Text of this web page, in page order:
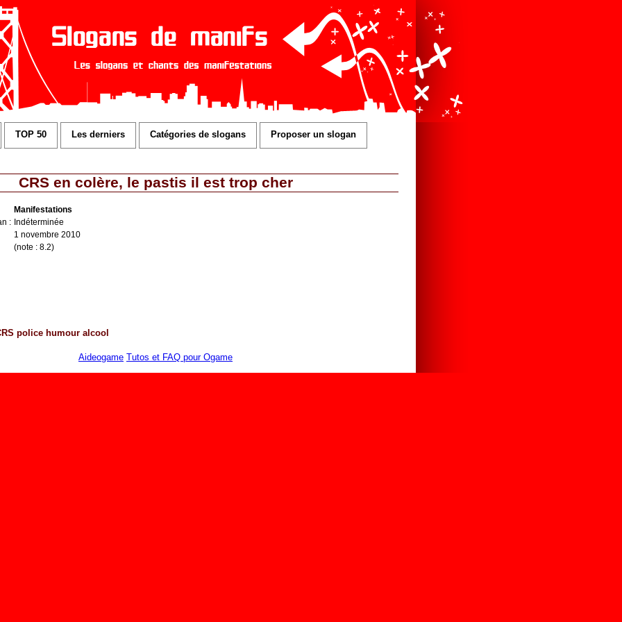
TOP 50 Les derniers Catégories de slogans Proposer un slogan
CRS en colère, le pastis il est trop cher
Manifestations
: Indéterminée
1 novembre 2010
(note : 8.2)
police humour alcool
Aideogame Tutos et FAQ pour Ogame